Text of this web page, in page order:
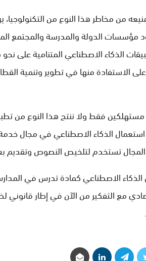
من مخاطر هذا النوع من التكنولوجيا،
مؤسسات الدولة والمدرسة والمجتمع
الذكاء الاصطناعي المتنامية على
الاستفادة منها في تطوير وتنمية
فقط ولا ننتج هذا النوع من
الذكاء الاصطناعي في مجال خدمة
تستخدم لتلخيص النصوص وتقديم
الذكاء الاصطناعي كمادة تدرس في
مع التفكير من الآن في إطار قانوني